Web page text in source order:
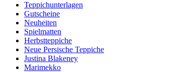
Teppichunterlagen
Gutscheine
Neuheiten
Spielmatten
Herbstteppiche
Neue Persische Teppiche
Justina Blakeney
Marimekko